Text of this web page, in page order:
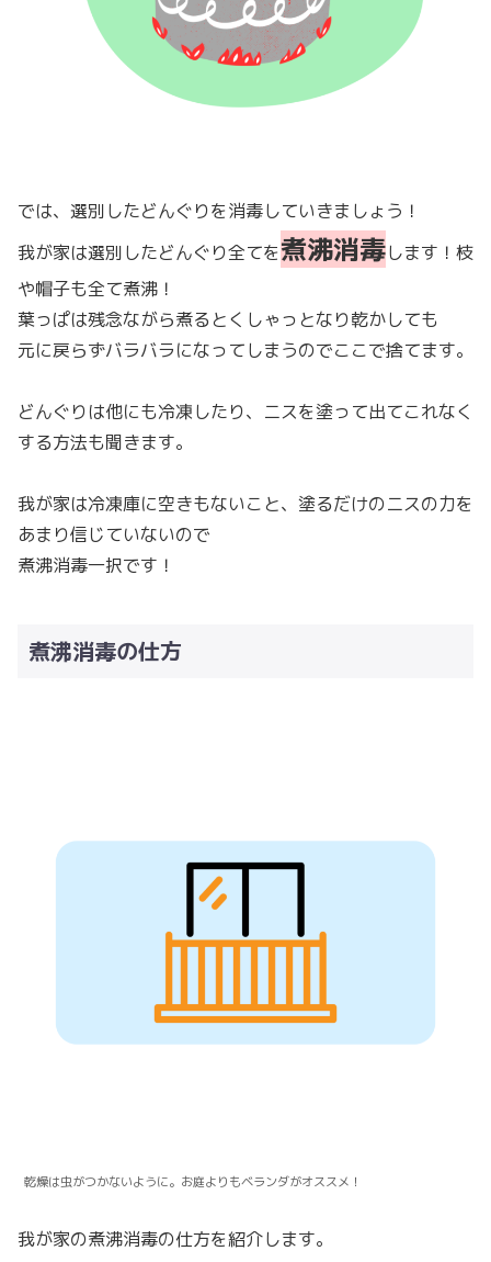
では、選別したどんぐりを消毒していきましょう！
我が家は選別したどんぐり全てを煮沸消毒します！枝
や帽子も全て煮沸！
葉っぱは残念ながら煮るとくしゃっとなり乾かしても
元に戻らずバラバラになってしまうのでここで捨てます。
どんぐりは他にも冷凍したり、ニスを塗って出てこれなく
する方法も聞きます。
我が家は冷凍庫に空きもないこと、塗るだけのニスの力を
あまり信じていないので
煮沸消毒一択です！
煮沸消毒の仕方
乾燥は虫がつかないように。お庭よりもベランダがオススメ！
我が家の煮沸消毒の仕方を紹介します。